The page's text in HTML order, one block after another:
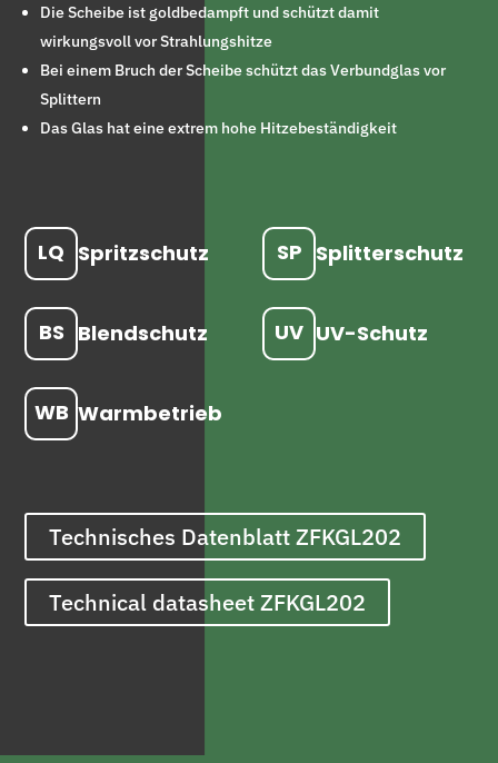
Die Scheibe ist goldbedampft und schützt damit
wirkungsvoll vor Strahlungshitze
Bei einem Bruch der Scheibe schützt das Verbundglas vor
Splittern
Das Glas hat eine extrem hohe Hitzebeständigkeit
LQ Spritzschutz SP Splitterschutz
BS Blendschutz UV UV-Schutz
WB Warmbetrieb
Technisches Datenblatt ZFKGL202
Technical datasheet ZFKGL202